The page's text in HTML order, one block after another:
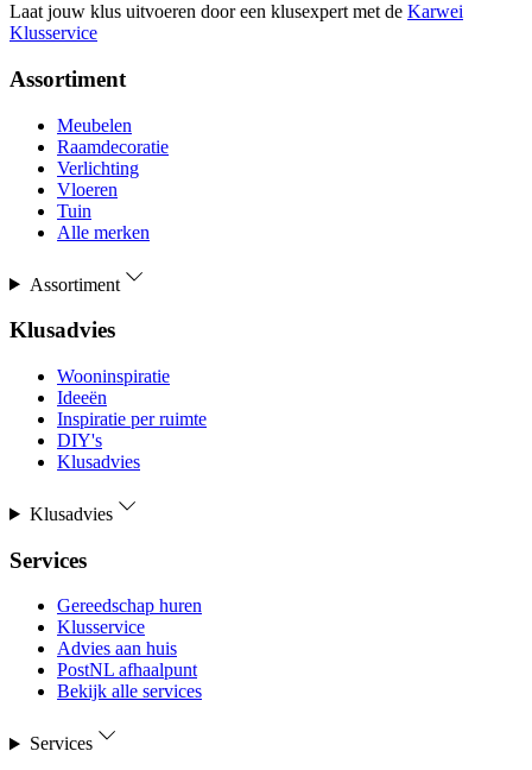
Laat jouw klus uitvoeren door een klusexpert met de Karwei
Klusservice
Assortiment
Meubelen
Raamdecoratie
Verlichting
Vloeren
Tuin
Alle merken
Assortiment
Klusadvies
Wooninspiratie
Ideeën
Inspiratie per ruimte
DIY's
Klusadvies
Klusadvies
Services
Gereedschap huren
Klusservice
Advies aan huis
PostNL afhaalpunt
Bekijk alle services
Services